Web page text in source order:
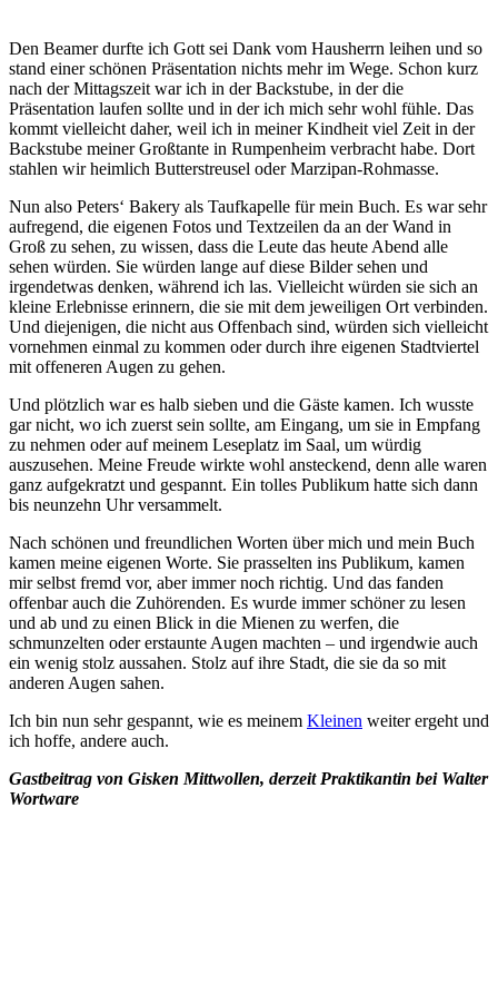
Den Beamer durfte ich Gott sei Dank vom Hausherrn leihen und so
stand einer schönen Präsentation nichts mehr im Wege. Schon kurz
nach der Mittagszeit war ich in der Backstube, in der die
Präsentation laufen sollte und in der ich mich sehr wohl fühle. Das
kommt vielleicht daher, weil ich in meiner Kindheit viel Zeit in der
Backstube meiner Großtante in Rumpenheim verbracht habe. Dort
stahlen wir heimlich Butterstreusel oder Marzipan-Rohmasse.
Nun also Peters‘ Bakery als Taufkapelle für mein Buch. Es war sehr
aufregend, die eigenen Fotos und Textzeilen da an der Wand in
Groß zu sehen, zu wissen, dass die Leute das heute Abend alle
sehen würden. Sie würden lange auf diese Bilder sehen und
irgendetwas denken, während ich las. Vielleicht würden sie sich an
kleine Erlebnisse erinnern, die sie mit dem jeweiligen Ort verbinden.
Und diejenigen, die nicht aus Offenbach sind, würden sich vielleicht
vornehmen einmal zu kommen oder durch ihre eigenen Stadtviertel
mit offeneren Augen zu gehen.
Und plötzlich war es halb sieben und die Gäste kamen. Ich wusste
gar nicht, wo ich zuerst sein sollte, am Eingang, um sie in Empfang
zu nehmen oder auf meinem Leseplatz im Saal, um würdig
auszusehen. Meine Freude wirkte wohl ansteckend, denn alle waren
ganz aufgekratzt und gespannt. Ein tolles Publikum hatte sich dann
bis neunzehn Uhr versammelt.
Nach schönen und freundlichen Worten über mich und mein Buch
kamen meine eigenen Worte. Sie prasselten ins Publikum, kamen
mir selbst fremd vor, aber immer noch richtig. Und das fanden
offenbar auch die Zuhörenden. Es wurde immer schöner zu lesen
und ab und zu einen Blick in die Mienen zu werfen, die
schmunzelten oder erstaunte Augen machten – und irgendwie auch
ein wenig stolz aussahen. Stolz auf ihre Stadt, die sie da so mit
anderen Augen sahen.
Ich bin nun sehr gespannt, wie es meinem Kleinen weiter ergeht und
ich hoffe, andere auch.
Gastbeitrag von Gisken Mittwollen, derzeit Praktikantin bei Walter
Wortware